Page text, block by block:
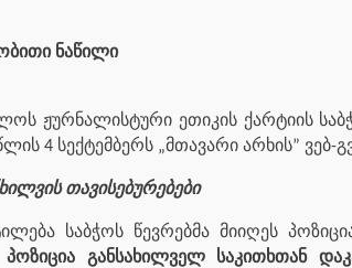
ნაწილი
ჟურნალისტური ეთიკის ქარტიის
4 სექტემბერს „მთავარი არხის”
თავისებურებები
საბჭოს წევრებმა მიიღეს
პოზიცია განსახილველ საკითხთან